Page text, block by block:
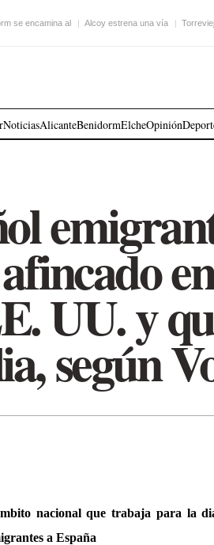
se encamina al Alcoy estrena una vía
NoticiasAlicanteBenidormElcheOpinión
UU. y
según
nacional que trabaja para la
a España